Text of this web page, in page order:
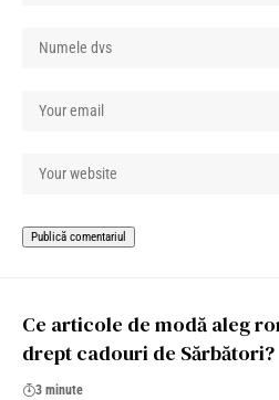
Ce articole de modă aleg
drept cadouri de Sărbători?
3 minute